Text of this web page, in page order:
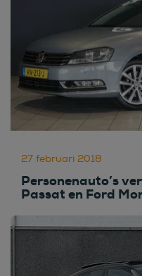
27 februari 2018
Personenauto’s
Passat en Ford